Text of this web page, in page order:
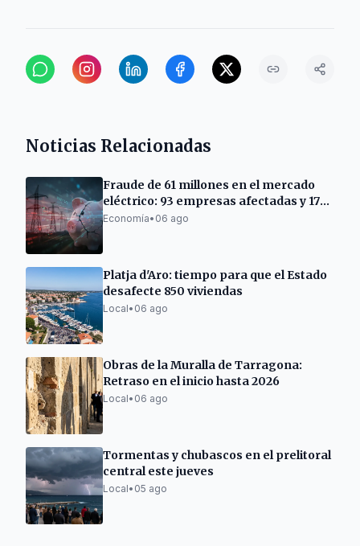
Noticias Relacionadas
Fraude de 61 millones en el mercado
eléctrico: 93 empresas afectadas y 17
acusados
Economía• 06 ago
Platja d'Aro: tiempo para que el Estado
desafecte 850 viviendas
Local• 06 ago
Obras de la Muralla de Tarragona:
Retraso en el inicio hasta 2026
Local• 06 ago
Tormentas y chubascos en el prelitoral
central este jueves
Local• 05 ago